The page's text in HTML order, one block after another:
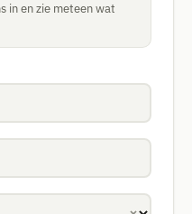
in en zie meteen wat